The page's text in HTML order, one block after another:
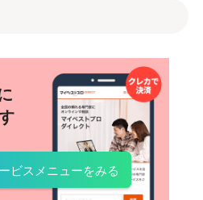
ビスメニューをみる